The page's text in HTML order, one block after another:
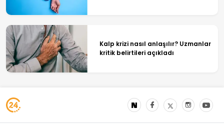
Kalp krizi nasıl anlaşılır? Uzmanlar
kritik belirtileri açıkladı